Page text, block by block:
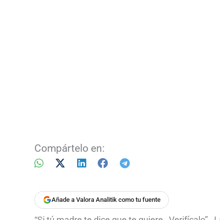
Compártelo en:
Añade a Valora Analitik como tu fuente